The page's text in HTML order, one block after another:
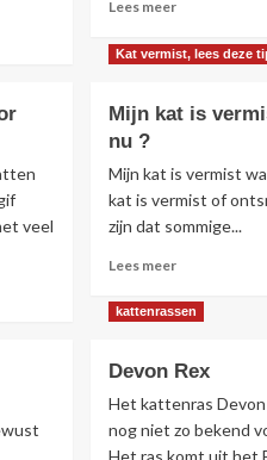
Lees meer
over
spoken
veel
Kat vermist, lees deze
Mijn kat is
nu ?
Mijn kat is vermist
kat is vermist of
zijn dat sommige...
Lees meerLees
over
is
vermist
wat
kattenrassen
Devon Rex
Het kattenras Devon
nog niet zo bekend
Het ras komt uit het